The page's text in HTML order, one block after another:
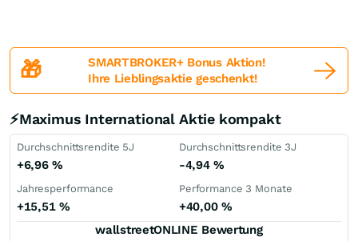
🎁
SMARTBROKER+ Bonus Aktion!
Ihre Lieblingsaktie geschenkt!
⚡Maximus International Aktie kompakt
Durchschnittsrendite 5J
+6,96%
Durchschnittsrendite 3J
-4,94%
Jahresperformance
+15,51 %
Performance 3 Monate
+40,00 %
wallstreetONLINE Bewertung